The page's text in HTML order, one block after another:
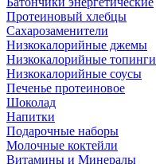
Протеиновый хлебцы
Сахарозаменители
Низкокалорийные джемы
Низкокалорийные топинги
Низкокалорийные соусы
Печенье протеиновое
Шоколад
Напитки
Подарочные наборы
Молочные коктейли
Витамины и Минералы